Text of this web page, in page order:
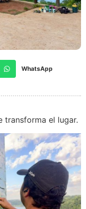
WhatsApp
transforma el lugar.